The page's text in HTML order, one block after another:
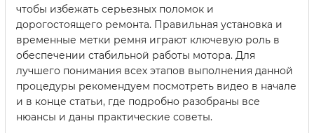
чтобы избежать серьезных поломок и
дорогостоящего ремонта. Правильная установка и
временные метки ремня играют ключевую роль в
обеспечении стабильной работы мотора. Для
лучшего понимания всех этапов выполнения данной
процедуры рекомендуем посмотреть видео в начале
и в конце статьи, где подробно разобраны все
нюансы и даны практические советы.